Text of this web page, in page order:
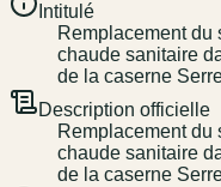
Intitulé
Remplacement du
chaude sanitaire
de la caserne
Description officielle
Remplacement du
chaude sanitaire
de la caserne